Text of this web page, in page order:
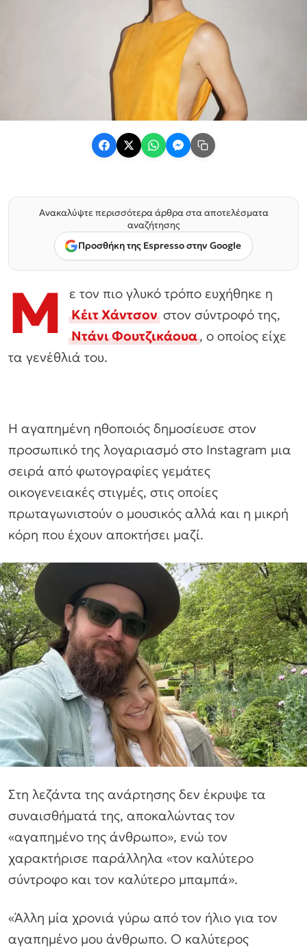
Ανακαλύψτε περισσότερα άρθρα στα αποτελέσματα
αναζήτησης
Προσθήκη της Espresso στην Google
Μ
ε τον πιο γλυκό τρόπο ευχήθηκε η
Κέιτ Χάντσονστον σύντροφό της,
Ντάνι Φουτζικάουα, ο οποίος είχε
τα γενέθλιά του.
Η αγαπημένη ηθοποιός δημοσίευσε στον
προσωπικό της λογαριασμό στο Instagram μια
σειρά από φωτογραφίες γεμάτες
οικογενειακές στιγμές, στις οποίες
πρωταγωνιστούν ο μουσικός αλλά και η μικρή
κόρη που έχουν αποκτήσει μαζί.
Στη λεζάντα της ανάρτησης δεν έκρυψε τα
συναισθήματά της, αποκαλώντας τον
«αγαπημένο της άνθρωπο», ενώ τον
χαρακτήρισε παράλληλα «τον καλύτερο
σύντροφο και τον καλύτερο μπαμπά».
«Άλλη μία χρονιά γύρω από τον ήλιο για τον
αγαπημένο μου άνθρωπο. Ο καλύτερος